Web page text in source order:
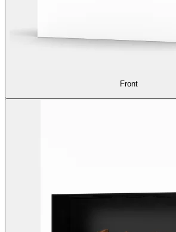
Front